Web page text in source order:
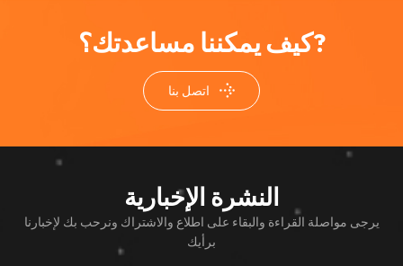
كيف يمكننا مساعدتك؟?
اتصل بنا
النشرة الإخبارية
يرجى مواصلة القراءة والبقاء على اطلاع والاشتراك ونرحب بك لإخبارنا
برأيك